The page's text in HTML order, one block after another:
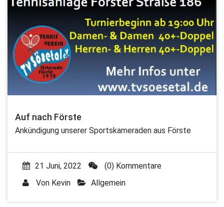
Auf nach Förste
Ankündigung unserer Sportskameraden aus Förste
21 Juni, 2022
(0) Kommentare
Von Kevin Allgemein